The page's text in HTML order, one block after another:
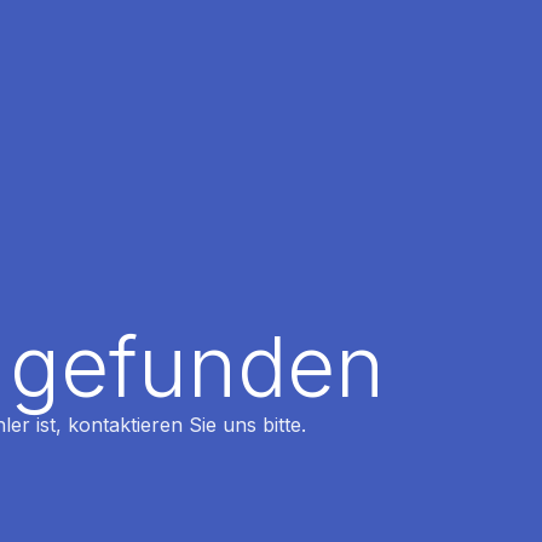
ist, kontaktieren Sie uns bitte.